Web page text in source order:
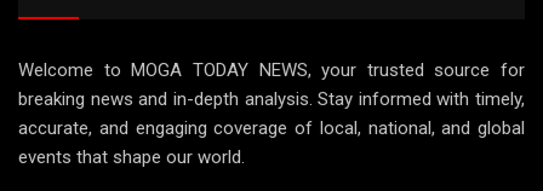
Welcome to MOGA TODAY NEWS, your trusted source for
breaking news and in-depth analysis. Stay informed with timely,
accurate, and engaging coverage of local, national, and global
events that shape our world.